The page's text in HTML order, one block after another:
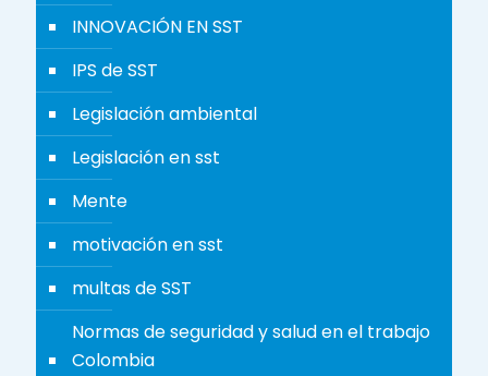
INNOVACIÓN EN SST
IPS de SST
Legislación ambiental
Legislación en sst
Mente
motivación en sst
multas de SST
Normas de seguridad y salud en el trabajo
Colombia